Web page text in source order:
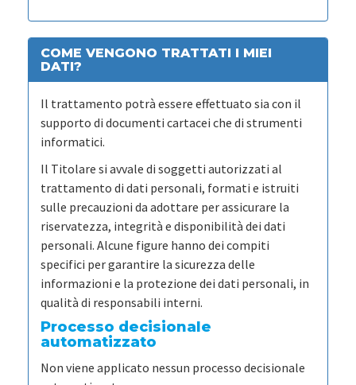
COME VENGONO TRATTATI I MIEI
DATI?
Il trattamento potrà essere effettuato sia con il
supporto di documenti cartacei che di strumenti
informatici.
Il Titolare si avvale di soggetti autorizzati al
trattamento di dati personali, formati e istruiti
sulle precauzioni da adottare per assicurare la
riservatezza, integrità e disponibilità dei dati
personali. Alcune figure hanno dei compiti
specifici per garantire la sicurezza delle
informazioni e la protezione dei dati personali, in
qualità di responsabili interni.
Processo decisionale
automatizzato
Non viene applicato nessun processo decisionale